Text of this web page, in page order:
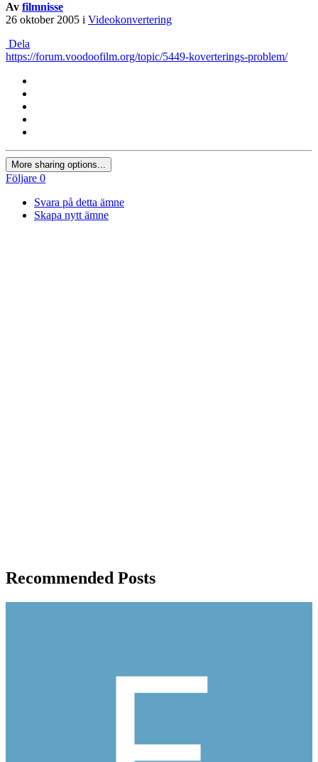
Av filmnisse
26 oktober 2005 i Videokonvertering
Dela
https://forum.voodoofilm.org/topic/5449-koverterings-problem/
More sharing options...
Följare 0
Svara på detta ämne
Skapa nytt ämne
Recommended Posts